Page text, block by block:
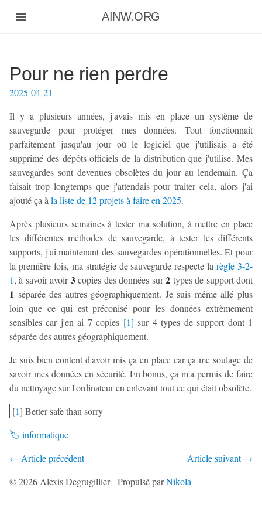
AINW.ORG
Pour ne rien perdre
2025-04-21
Il y a plusieurs années, j'avais mis en place un système de
sauvegarde pour protéger mes données. Tout fonctionnait
parfaitement jusqu'au jour où le logiciel que j'utilisais a été
supprimé des dépôts officiels de la distribution que j'utilise. Mes
sauvegardes sont devenues obsolètes du jour au lendemain. Ça
faisait trop longtemps que j'attendais pour traiter cela, alors j'ai
ajouté ça à la liste de 12 projets à faire en 2025.
Après plusieurs semaines à tester ma solution, à mettre en place
les différentes méthodes de sauvegarde, à tester les différents
supports, j'ai maintenant des sauvegardes opérationnelles. Et pour
la première fois, ma stratégie de sauvegarde respecte larègle 3-2-
1, à savoir avoir3copies des données sur2 types de support dont
1 séparée des autres géographiquement. Je suis même allé plus
loin que ce qui est préconisé pour les données extrèmement
sensibles car j'en ai 7 copies [1] sur 4 types de support dont 1
séparée des autres géographiquement.
Je suis bien content d'avoir mis ça en place car ça me soulage de
savoir mes données en sécurité. En bonus, ça m'a permis de faire
du nettoyage sur l'ordinateur en enlevant tout ce qui était obsolète.
[1] Better safe than sorry
informatique
Article précédent
Article suivant
© 2026 Alexis Degrugillier - Propulsé parNikola